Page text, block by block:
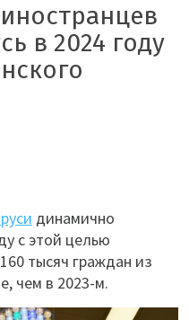
в 2024 году
динамично
с этой целью
тысяч граждан из
чем в 2023-м.